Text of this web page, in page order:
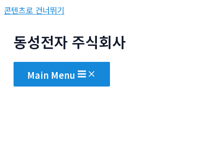
콘텐츠로 건너뛰기
동성전자 주식회사
Main Menu